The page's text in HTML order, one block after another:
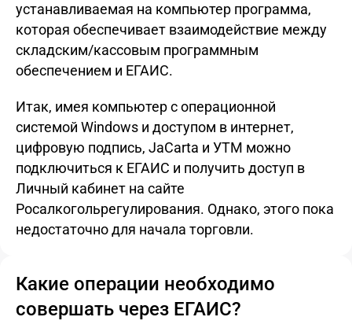
устанавливаемая на компьютер программа,
которая обеспечивает взаимодействие между
складским/кассовым программным
обеспечением и ЕГАИС.
Итак, имея компьютер с операционной
системой Windows и доступом в интернет,
цифровую подпись, JaCarta и УТМ можно
подключиться к ЕГАИС и получить доступ в
Личный кабинет на сайте
Росалкогольрегулирования. Однако, этого пока
недостаточно для начала торговли.
Какие операции необходимо
совершать через ЕГАИС?